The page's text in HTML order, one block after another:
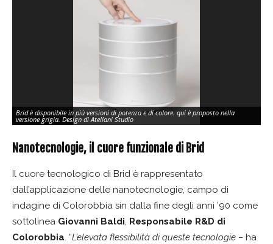
Brid è disponibile in più versioni di potenza e di colore. qui è proposto nella
versione grigia. Design di Atellani Studio
Nanotecnologie, il cuore funzionale di Brid
Il cuore tecnologico di Brid è rappresentato
dall’applicazione delle nanotecnologie, campo di
indagine di Colorobbia sin dalla fine degli anni ’90 come
sottolinea Giovanni Baldi, Responsabile R&D di
Colorobbia. “L’elevata flessibilità di queste tecnologie – ha